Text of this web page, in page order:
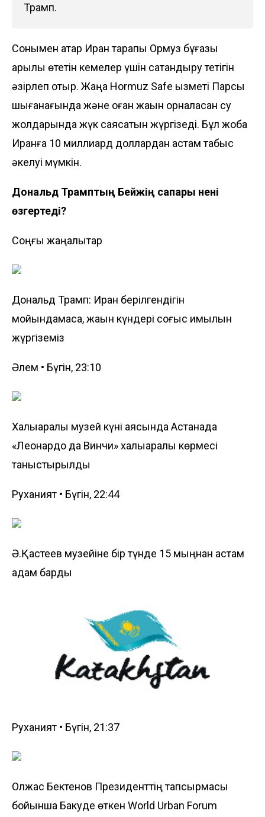
Трамп.
Сонымен қатар Иран тарапы Ормуз бұғазы
арқылы өтетін кемелер үшін сақтандыру тетігін
әзірлеп отыр. Жаңа Hormuz Safe қызметі Парсы
шығанағында және оған жақын орналасқан су
жолдарында жүк саясатын жүргізеді. Бұл жоба
Иранға 10 миллиард доллардан астам табыс
әкелуі мүмкін.
Дональд Трамптың Бейжің ­сапары нені
өзгертеді?
Соңғы жаңалықтар
Дональд Трамп: Иран берілгендігін
мойындамаса, жақын күндері соғыс қимылын
жүргіземіз
Әлем • Бүгін, 23:10
Халықаралық музей күні аясында Астанада
«Леонардо да Винчи» халықаралық көрмесі
таныстырылды
Руханият • Бүгін, 22:44
Ә.Қастеев музейіне бір түнде 15 мыңнан астам
адам барды
Руханият • Бүгін, 21:37
Олжас Бектенов Президенттің тапсырмасы
бойынша Бакуде өткен World Urban Forum